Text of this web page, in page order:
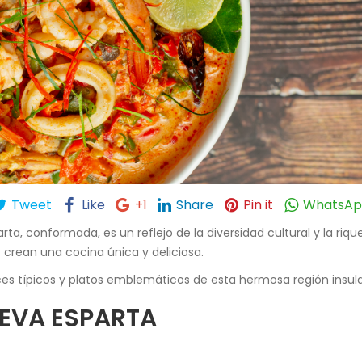
Tweet Like +1 Share Pin it
conformada, es un reflejo de la diversidad cultural y la
una cocina única y deliciosa.
típicos y platos emblemáticos de esta hermosa región
ESPARTA